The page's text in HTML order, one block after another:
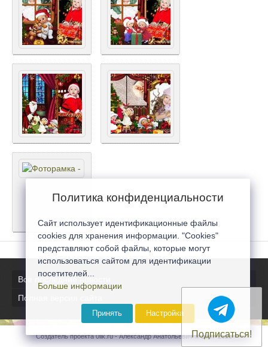
Все последние новости
Полная версия сайта
Создатель проекта 0lik.ru - Александр Анатольевич © 2007-2026
Подписаться!
Политика конфиденциальности
Сайт использует идентификационные файлы
cookies для хранения информации. "Cookies"
представляют собой файлы, которые могут
использоваться сайтом для идентификации
посетителей...
Больше информации
Принять Настройка